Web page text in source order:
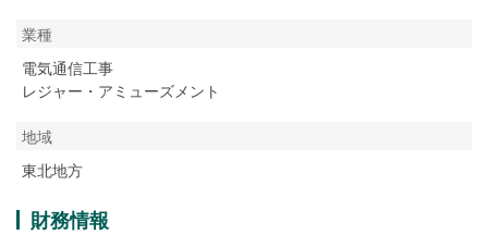
業種
電気通信工事
レジャー・アミューズメント
地域
東北地方
財務情報